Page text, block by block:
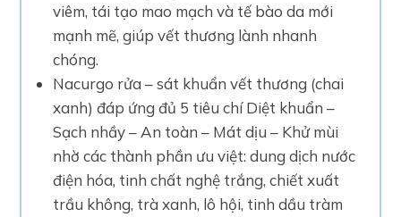
viêm, tái tạo mao mạch và tế bào da mới
mạnh mẽ, giúp vết thương lành nhanh
chóng.
Nacurgo rửa – sát khuẩn vết thương (chai
xanh) đáp ứng đủ 5 tiêu chí Diệt khuẩn –
Sạch nhầy – An toàn – Mát dịu – Khử mùi
nhờ các thành phần ưu việt: dung dịch nước
điện hóa, tinh chất nghệ trắng, chiết xuất
trầu không, trà xanh, lô hội, tinh dầu tràm